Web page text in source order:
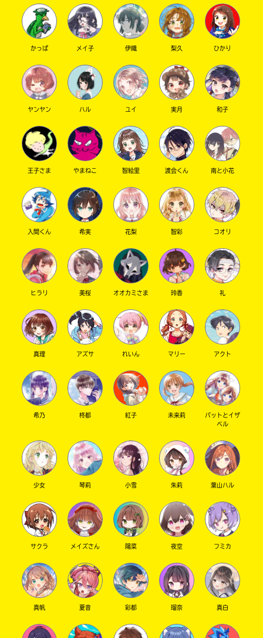
3級がんばろ！
4・薬屋のひとりごと始まった！
始まったねえええええええええええ！
分。
いやホントいい話だから読んでくれ&見てくれ
私が保証するから〜！！！！！！
以上！
こんぐらいじゃないかな〜
あ、あとっ！
ポプ友紹介〜！パート2！
意見があったので、NOではなく、Fileでやりま
File5 sora
あいら先生好きの方は話しかけてみては？！
File6 桜八重
八重ちゃんは小説部でも仲良くさせてもらって
るポプ友さん。
いっつも優しくてかわいい！！
癒しを求める方はぜひぜひ〜
いちごラテは…なんだっけ、何で仲良くさせて
もらってるんだっけ？
あ、いろいろ！
話合う時がたくさんあって嬉しいんだよ
File8 ライム
ライムは古参の仲だよね〜
す！！！
File9 わさび
わさび！！！
うちの保護者と言っても過言ではないでしょ
かっぱ メイ子 伊織 梨久 ひかり
ヤンヤン ハル ユイ 実月 和子
王子さま やまねこ 智絵里 渡会くん 南と小花
入間くん 希実 花梨 智彩 コオリ
ヒラリ 美桜 オオカミさま 玲香 礼
真理 アズサ れいん マリー アクト
希乃 柊都 紅子 未来莉
パットとイザ
ベル
少女 琴莉 小雪 朱莉 葉山ハル
サクラ メイズさん 陽菜 夜空 フミカ
真帆 夏音 彩都 瑠奈 真白